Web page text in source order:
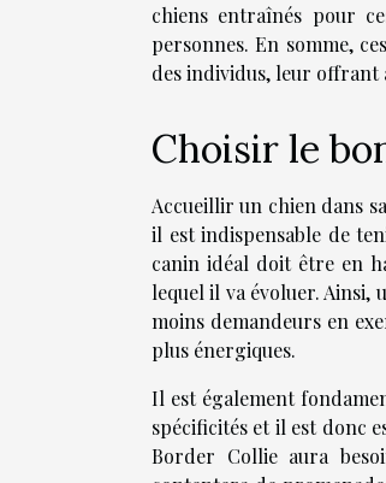
chiens entraînés pour
personnes. En somme,
des individus, leur offrant
Choisir le
Accueillir un chien dans
il est indispensable de
canin idéal doit être en
lequel il va évoluer. Ainsi,
moins demandeurs en
plus énergiques.
Il est également
spécificités et il est donc
Border Collie aura